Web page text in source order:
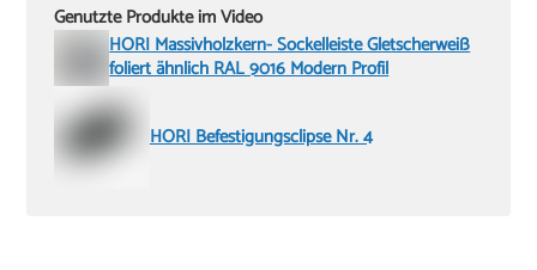
Genutzte Produkte im Video
HORI Massivholzkern- Sockelleiste Gletscherweiß
foliert ähnlich RAL 9016 Modern Profil
HORI Befestigungsclipse Nr. 4